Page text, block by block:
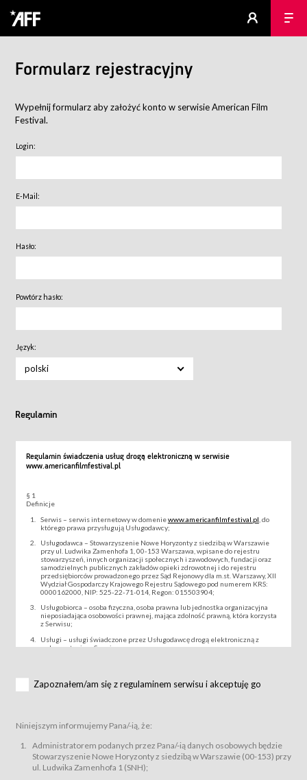
Formularz rejestracyjny
Wypełnij formularz aby założyć konto w serwisie American Film
Festival.
Login:
E-Mail:
Hasło:
Powtórz hasło:
Język:
polski
Regulamin
Regulamin świadczenia usług drogą elektroniczną w serwisie
www.americanfilmfestival.pl
§ 1
Definicje
Serwis – serwis internetowy w domeniewww.americanfilmfestival.pl , do
którego prawa przysługują Usługodawcy;
Usługodawca – Stowarzyszenie Nowe Horyzonty z siedzibą w Warszawie
przy ul. Ludwika Zamenhofa 1, 00-153 Warszawa, wpisane do rejestru
stowarzyszeń, innych organizacji społecznych i zawodowych, fundacji oraz
samodzielnych publicznych zakładów opieki zdrowotnej i do rejestru
przedsiębiorców prowadzonego przez Sąd Rejonowy dla m.st. Warszawy, XII
Wydział Gospodarczy Krajowego Rejestru Sądowego pod numerem KRS:
0000162000, NIP: 525-22-71-014, Regon: 015503904;
Usługobiorca – osoba fizyczna, osoba prawna lub jednostka organizacyjna
nieposiadająca osobowości prawnej, mająca zdolność prawną, która korzysta
z Serwisu;
Usługi – usługi świadczone przez Usługodawcę drogą elektroniczną z
wykorzystaniem Serwisu;
za pośrednictwem Serwisu;
podmiotom z branży mediów i filmowej (Akredytacje);
Bilety – wybrane dokumenty potwierdzające zawarcie umowy z
Usługodawcą i uprawniające do wzięcia udziału w Wydarzeniu,
przewidziane przez Usługodawcę dla danego Wydarzenia, tj. uprawniające
do uczestnictwa w wielu albo w pojedynczych seansach filmowych,
Zapoznałem/am się z regulaminem serwisu i akceptuję go
Niniejszym informujemy Pana/-ią, że:
Administratorem podanych przez Pana/-ią danych osobowych będzie
Stowarzyszenie Nowe Horyzonty z siedzibą w Warszawie (00-153) przy
ul. Ludwika Zamenhofa 1 (SNH);